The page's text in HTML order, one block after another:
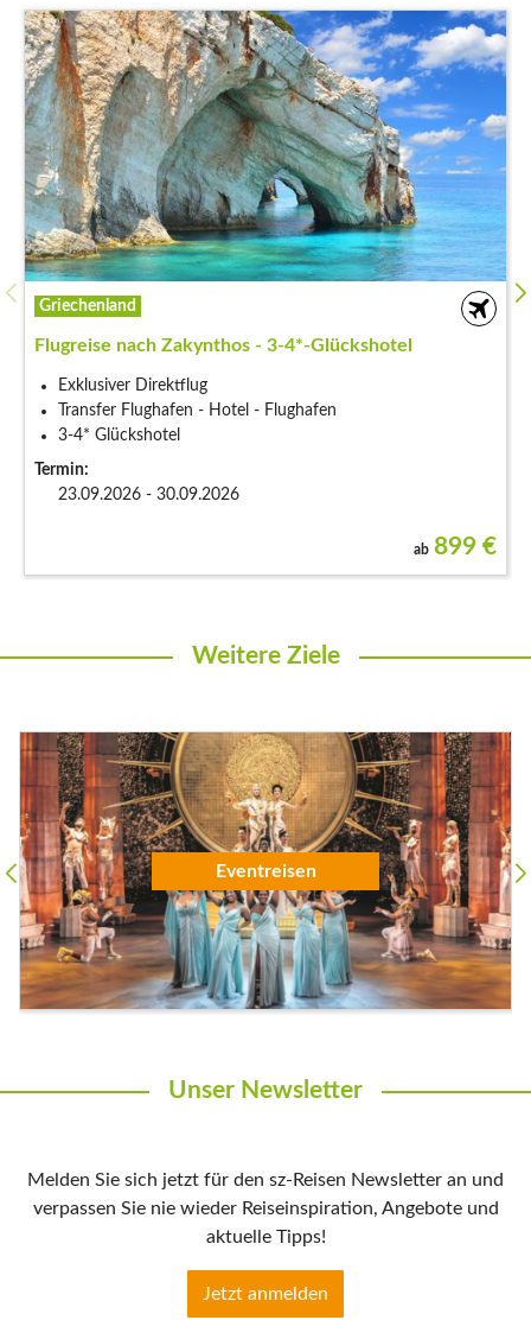
Griechenland
Flugreise nach Zakynthos - 3-4*-Glückshotel
Exklusiver Direktflug
Transfer Flughafen - Hotel - Flughafen
3-4* Glückshotel
Termin:
23.09.2026 - 30.09.2026
ab 899 €
Weitere Ziele
Flugreisen
Unser Newsletter
Melden Sie sich jetzt für den sz-Reisen Newsletter an und
verpassen Sie nie wieder Reiseinspiration, Angebote und
aktuelle Tipps!
Jetzt anmelden